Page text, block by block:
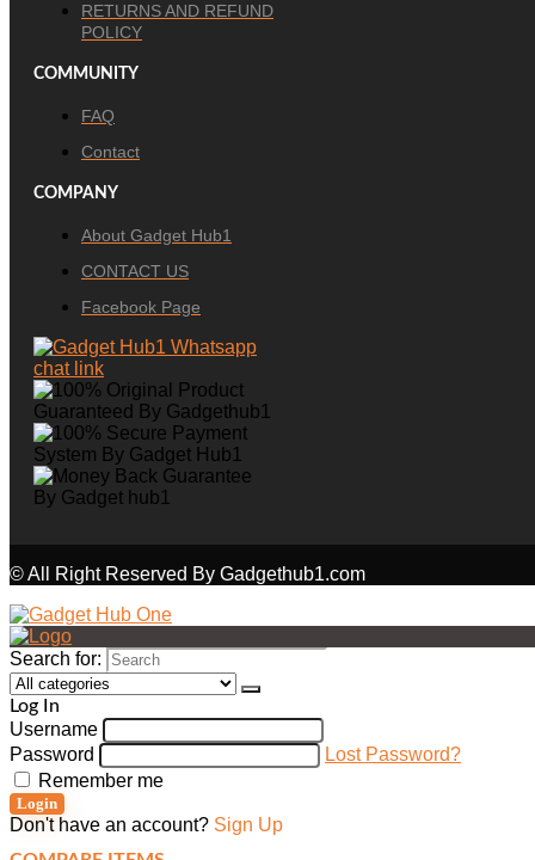
RETURNS AND REFUND
POLICY
COMMUNITY
FAQ
Contact
COMPANY
About Gadget Hub1
CONTACT US
Facebook Page
© All Right Reserved By Gadgethub1.com
Search for:
Log In
Username
Password
Lost Password?
Remember me
Login
Don't have an account? Sign Up